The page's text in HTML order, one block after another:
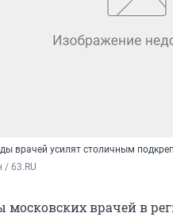
врачей усилят столичным
/ 63.RU
московских врачей в